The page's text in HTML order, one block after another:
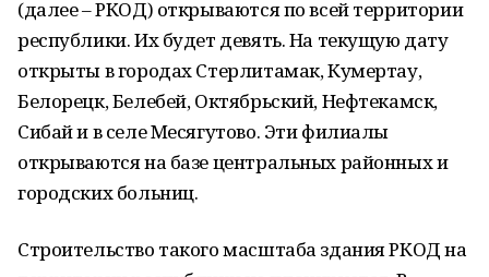
(далее – РКОД) открываются по всей территории
республики. Их будет девять. На текущую дату
открыты в городах Стерлитамак, Кумертау,
Белорецк, Белебей, Октябрьский, Нефтекамск,
Сибай и в селе Месягутово. Эти филиалы
открываются на базе центральных районных и
городских больниц.
Строительство такого масштаба здания РКОД на